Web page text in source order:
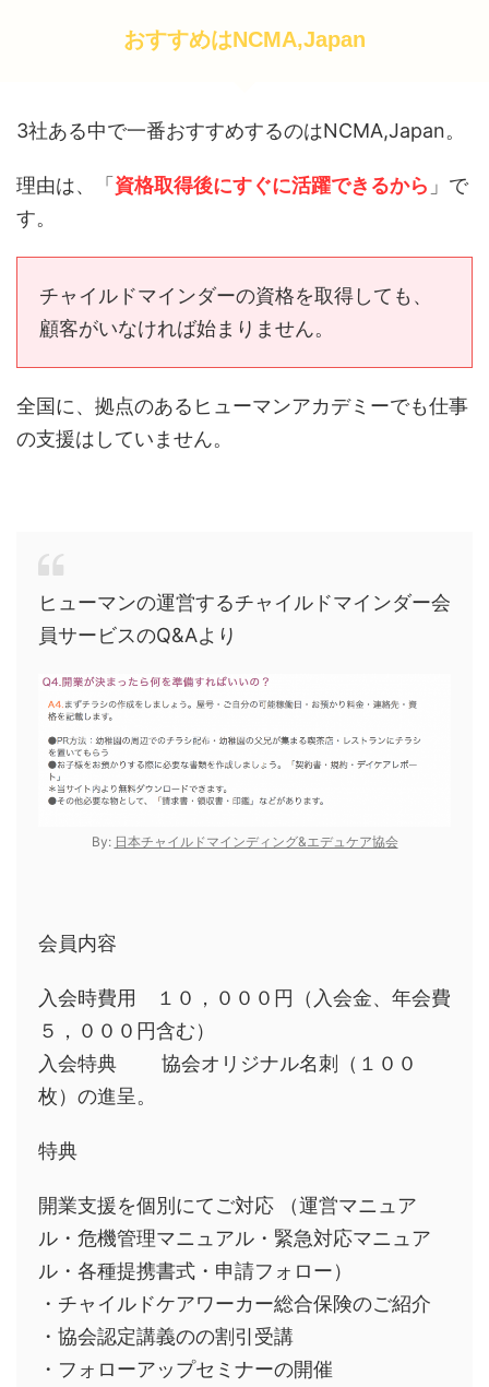
おすすめはNCMA,Japan
3社ある中で一番おすすめするのはNCMA,Japan。
理由は、「資格取得後にすぐに活躍できるから 」で
す。
チャイルドマインダーの資格を取得しても、
顧客がいなければ始まりません。
全国に、拠点のあるヒューマンアカデミーでも仕事
の支援はしていません。
ヒューマンの運営するチャイルドマインダー会
員サービスのQ&Aより
By: 日本チャイルドマインディング&エデュケア協会
会員内容
入会時費用 １０，０００円（入会金、年会費
５，０００円含む）
入会特典 協会オリジナル名刺（１００
枚）の進呈。
特典
開業支援を個別にてご対応 （運営マニュア
ル・危機管理マニュアル・緊急対応マニュア
ル・各種提携書式・申請フォロー）
・チャイルドケアワーカー総合保険のご紹介
・協会認定講義のの割引受講
・フォローアップセミナーの開催